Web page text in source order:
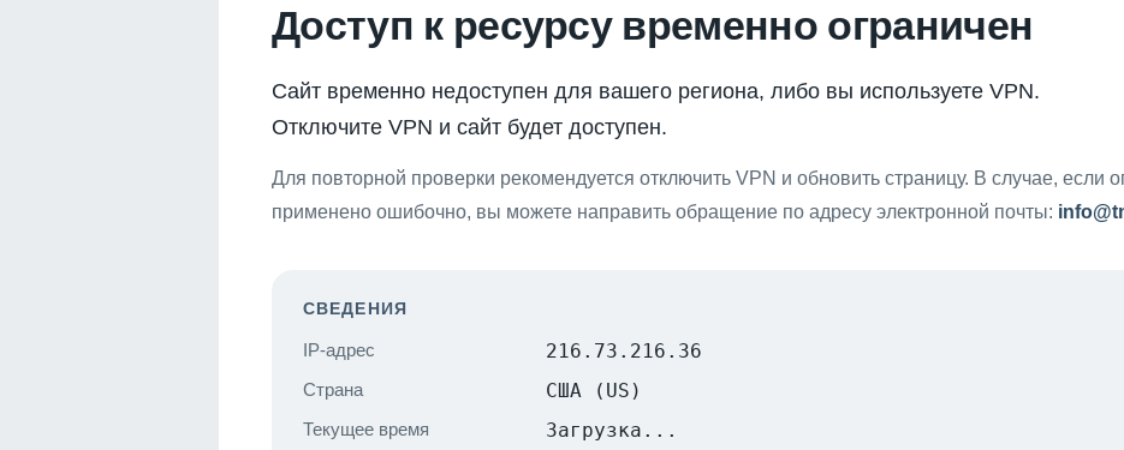
Доступ к ресурсу временно ограничен
Сайт временно недоступен для вашего региона, либо вы используете VPN.
Отключите VPN и сайт будет доступен.
Для повторной проверки рекомендуется отключить VPN и обновить страницу. В случае, если
применено ошибочно, вы можете направить обращение по адресу электронной почты:
СВЕДЕНИЯ
IP-адрес 216.73.216.36
Страна США (US)
Текущее время Загрузка...